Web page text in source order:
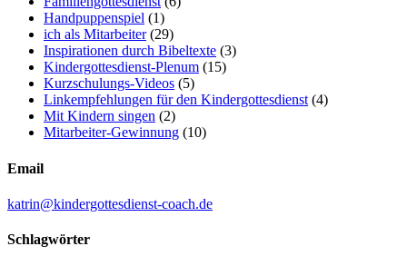
Handpuppenspiel (1)
ich als Mitarbeiter(29)
Inspirationen durch Bibeltexte (3)
Kindergottesdienst-Plenum (15)
Kurzschulungs-Videos (5)
Linkempfehlungen für den Kindergottesdienst (4)
Mit Kindern singen (2)
Mitarbeiter-Gewinnung (10)
Email
katrin@kindergottesdienst-coach.de
Schlagwörter